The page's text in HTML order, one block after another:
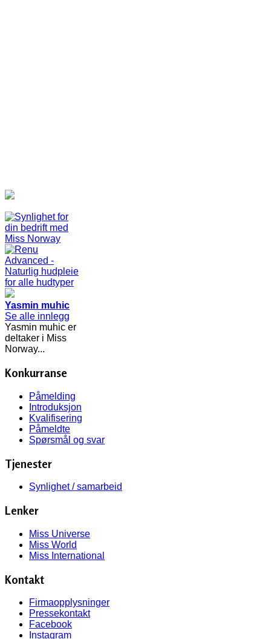
Yasmin muhic
Se alle innlegg
Yasmin muhic er
deltaker i Miss
Norway...
Konkurranse
Påmelding
Introduksjon
Kvalifisering
Påmeldte
Spørsmål og svar
Tjenester
Synlighet / samarbeid
Lenker
Miss Universe
Miss World
Miss International
Kontakt
Firmaopplysninger
Pressekontakt
Facebook
Instagram